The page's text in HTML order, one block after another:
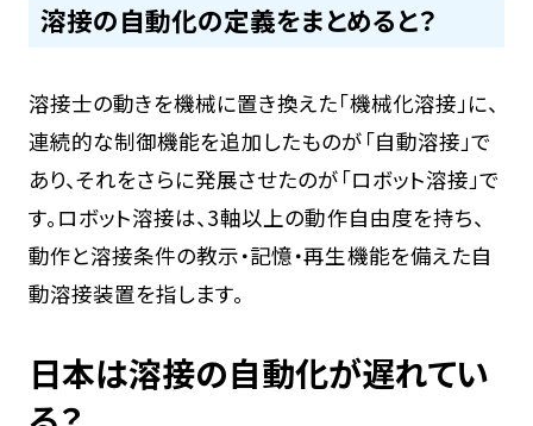
溶接の自動化の定義をまとめると？
溶接士の動きを機械に置き換えた「機械化溶接」に、
連続的な制御機能を追加したものが「自動溶接」で
あり、それをさらに発展させたのが「ロボット溶接」で
す。ロボット溶接は、3軸以上の動作自由度を持ち、
動作と溶接条件の教示・記憶・再生機能を備えた自
動溶接装置を指します。
日本は溶接の自動化が遅れてい